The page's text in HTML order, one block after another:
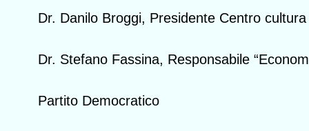
Dr. Danilo Broggi, Presidente Centro cultura
Dr. Stefano Fassina, Responsabile
Partito Democratico